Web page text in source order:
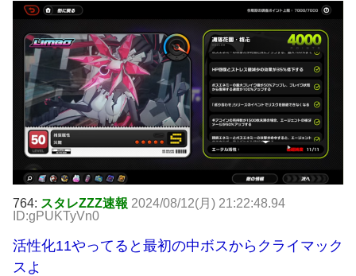
764: スタレZZZ速報 2024/08/12(月) 21:22:48.94
ID:gPUKTyVn0
活性化11やってると最初の中ボスからクライマック
スよ